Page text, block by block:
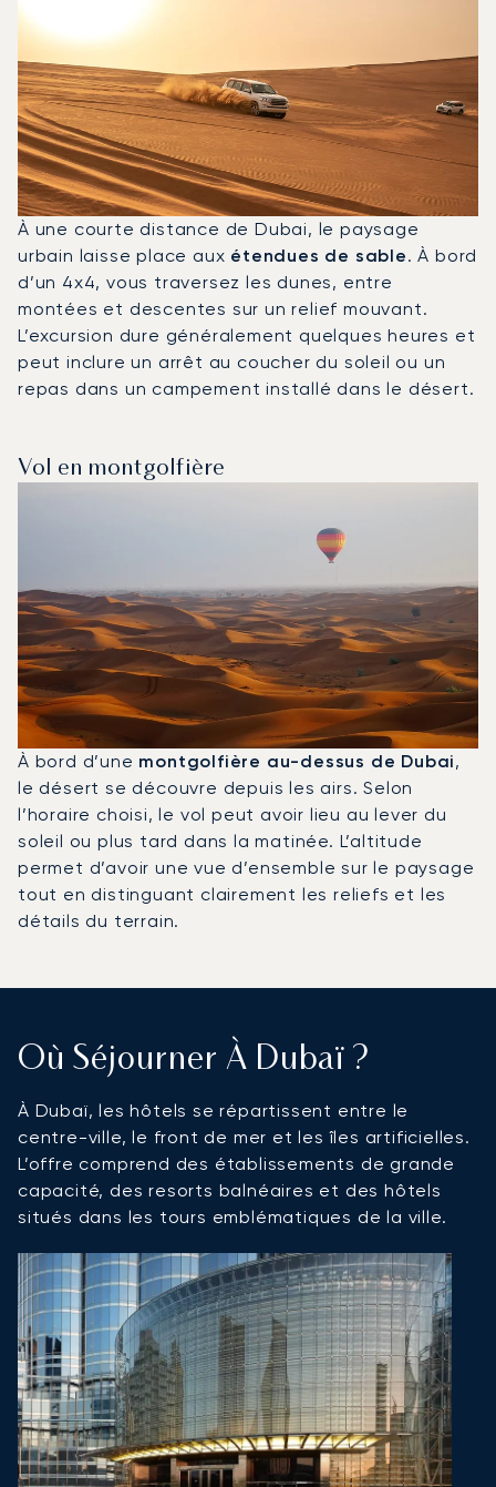
À une courte distance de Dubai, le paysage
urbain laisse place aux étendues de sable. À bord
d’un 4x4, vous traversez les dunes, entre
montées et descentes sur un relief mouvant.
L’excursion dure généralement quelques heures et
peut inclure un arrêt au coucher du soleil ou un
repas dans un campement installé dans le désert.
Vol en montgolfière
À bord d’une montgolfière au-dessus de Dubai,
le désert se découvre depuis les airs. Selon
l’horaire choisi, le vol peut avoir lieu au lever du
soleil ou plus tard dans la matinée. L’altitude
permet d’avoir une vue d’ensemble sur le paysage
tout en distinguant clairement les reliefs et les
détails du terrain.
Où Séjourner À Dubaï ?
À Dubaï, les hôtels se répartissent entre le
centre-ville, le front de mer et les îles artificielles.
L’offre comprend des établissements de grande
capacité, des resorts balnéaires et des hôtels
situés dans les tours emblématiques de la ville.